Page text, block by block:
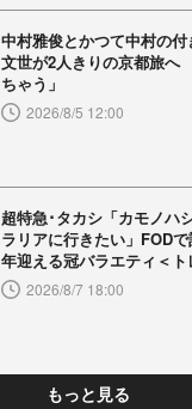
中村雅俊とかつて中村の
文世が2人きりの京都旅
ちゃう」
2026/8/5 12:00
超特急･タカシ「カモノハ
ラリアに行きたい」FOD
年迎える冠バラエティ＜ト
2026/8/7 18:00
もっと見る